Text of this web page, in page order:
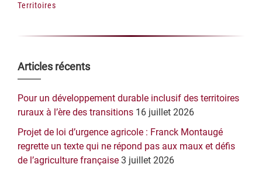
Territoires
Barre
latérale
principale
Articles récents
Pour un développement durable inclusif des territoires
ruraux à l’ère des transitions 16 juillet 2026
Projet de loi d’urgence agricole : Franck Montaugé
regrette un texte qui ne répond pas aux maux et défis
de l’agriculture française 3 juillet 2026